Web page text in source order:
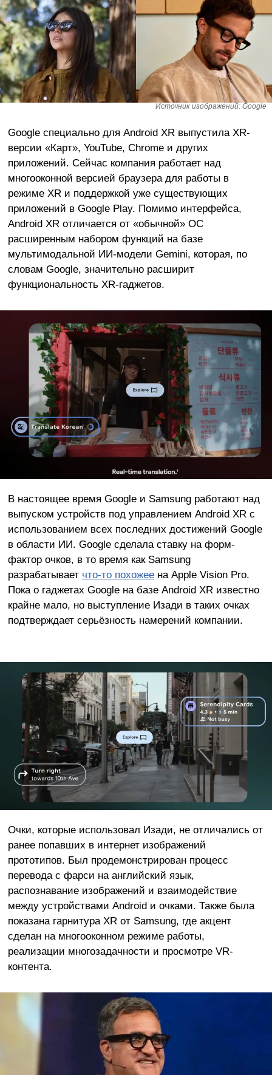
Источник изображений: Google
Google специально для Android XR выпустила XR-
версии «Карт», YouTube, Chrome и других
приложений. Сейчас компания работает над
многооконной версией браузера для работы в
режиме XR и поддержкой уже существующих
приложений в Google Play. Помимо интерфейса,
Android XR отличается от «обычной» ОС
расширенным набором функций на базе
мультимодальной ИИ-модели Gemini, которая, по
словам Google, значительно расширит
функциональность XR-гаджетов.
В настоящее время Google и Samsung работают над
выпуском устройств под управлением Android XR с
использованием всех последних достижений Google
в области ИИ. Google сделала ставку на форм-
фактор очков, в то время как Samsung
разрабатывает что-то похожеена Apple Vision Pro.
Пока о гаджетах Google на базе Android XR известно
крайне мало, но выступление Изади в таких очках
подтверждает серьёзность намерений компании.
Очки, которые использовал Изади, не отличались от
ранее попавших в интернет изображений
прототипов. Был продемонстрирован процесс
перевода с фарси на английский язык,
распознавание изображений и взаимодействие
между устройствами Android и очками. Также была
показана гарнитура XR от Samsung, где акцент
сделан на многооконном режиме работы,
реализации многозадачности и просмотре VR-
контента.